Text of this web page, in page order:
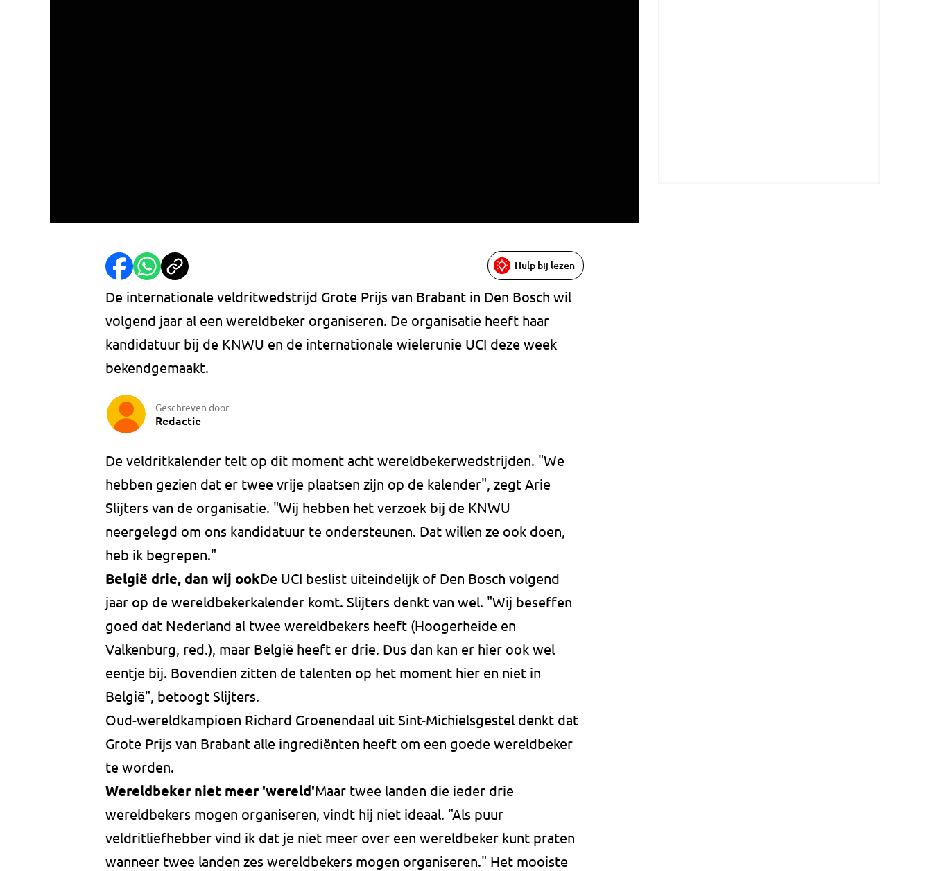
Hulp bij lezen
De internationale veldritwedstrijd Grote Prijs van Brabant in Den Bosch wil
volgend jaar al een wereldbeker organiseren. De organisatie heeft haar
kandidatuur bij de KNWU en de internationale wielerunie UCI deze week
bekendgemaakt.
Geschreven door
Redactie
De veldritkalender telt op dit moment acht wereldbekerwedstrijden. "We
hebben gezien dat er twee vrije plaatsen zijn op de kalender", zegt Arie
Slijters van de organisatie. "Wij hebben het verzoek bij de KNWU
neergelegd om ons kandidatuur te ondersteunen. Dat willen ze ook doen,
heb ik begrepen."
België drie, dan wij ookDe UCI beslist uiteindelijk of Den Bosch volgend
jaar op de wereldbekerkalender komt. Slijters denkt van wel. "Wij beseffen
goed dat Nederland al twee wereldbekers heeft (Hoogerheide en
Valkenburg, red.), maar België heeft er drie. Dus dan kan er hier ook wel
eentje bij. Bovendien zitten de talenten op het moment hier en niet in
België", betoogt Slijters.
Oud-wereldkampioen Richard Groenendaal uit Sint-Michielsgestel denkt dat
Grote Prijs van Brabant alle ingrediënten heeft om een goede wereldbeker
te worden.
Wereldbeker niet meer 'wereld'Maar twee landen die ieder drie
wereldbekers mogen organiseren, vindt hij niet ideaal. "Als puur
veldritliefhebber vind ik dat je niet meer over een wereldbeker kunt praten
wanneer twee landen zes wereldbekers mogen organiseren." Het mooiste